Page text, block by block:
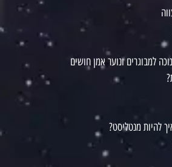
למבוגרים ונוער אמן חושים
להיות מנטליסט?